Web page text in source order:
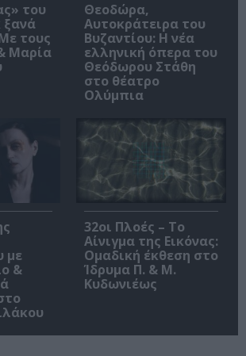
του
ξανά
τους
Μαρία
Θεοδώρα,
Αυτοκράτειρα του
Βυζαντίου: Η νέα
ελληνική όπερα του
Θεόδωρου Στάθη
στο θέατρο
Ολύμπια
με
&
32οι Πλοές – Το
Αίνιγμα της Εικόνας:
Ομαδική έκθεση στο
Ίδρυμα Π. & Μ.
Κυδωνιέως